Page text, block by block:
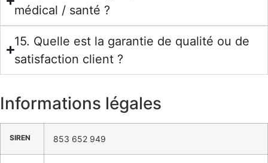
médical / santé ?
15. Quelle est la garantie de qualité ou de
satisfaction client ?
Informations légales
SIREN 853 652 949